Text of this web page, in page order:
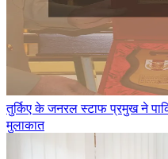
तुर्किए के जनरल स्टाफ प्रमुख ने
मुलाकात